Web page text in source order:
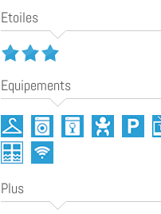
Etoiles
Equipements
Plus